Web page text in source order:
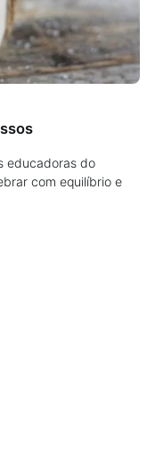
educadoras do
com equilíbrio e